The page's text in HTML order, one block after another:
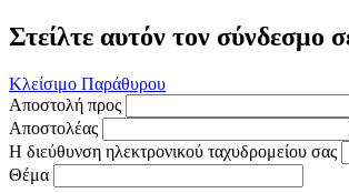
Στείλτε αυτόν τον σύνδεσμο
Κλείσιμο Παράθυρου
Αποστολή προς
Αποστολέας
Η διεύθυνση ηλεκτρονικού ταχυδρομείου σας
Θέμα